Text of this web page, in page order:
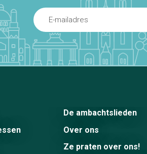
De ambachtslieden
Over ons
Ze praten over ons!